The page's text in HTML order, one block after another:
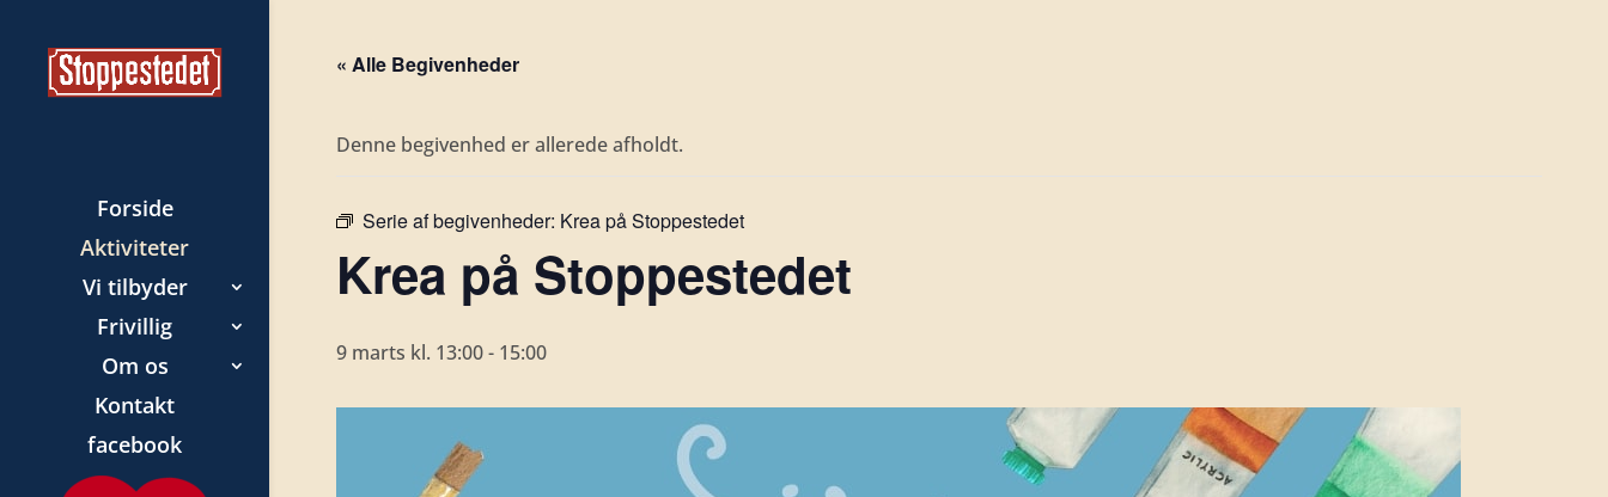
Forside
Aktiviteter
Vi tilbyder
Frivillig
Om os
Kontakt
facebook
« Alle Begivenheder
Denne begivenhed er allerede afholdt.
Serie af begivenheder: Krea på Stoppestedet
Krea på Stoppestedet
9 marts kl. 13:00- 15:00